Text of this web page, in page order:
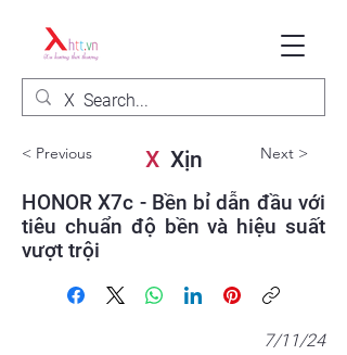
< Previous XXịn Next >
HONOR X7c - Bền bỉ dẫn đầu với
tiêu chuẩn độ bền và hiệu suất
vượt trội
7/11/24